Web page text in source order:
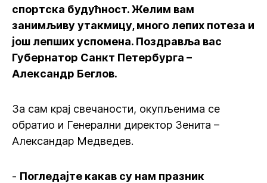
спортска будућност. Желим вам
занимљиву утакмицу, много лепих потеза и
још лепших успомена. Поздравља вас
Губернатор Санкт Петербурга –
Александр Беглов.
За сам крај свечаности, окупљенима се
обратио и Генерални директор Зенита –
Александар Медведев.
- Погледајте какав су нам празник